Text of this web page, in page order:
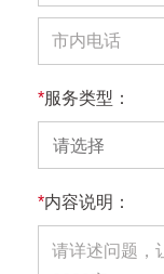
*服务类型：
请选择
*内容说明：